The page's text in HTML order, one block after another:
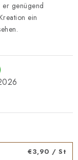
er genügend
ein
€3,90 / St